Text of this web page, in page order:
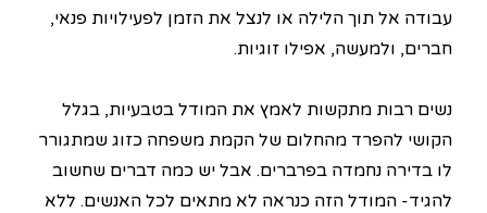
עבודה אל תוך הלילה או לנצל את הזמן לפעילויות פנאי,
חברים, ולמעשה, אפילו זוגיות.
נשים רבות מתקשות לאמץ את המודל בטבעיות, בגלל
הקושי להפרד מהחלום של הקמת משפחה כזוג שמתגורר
לו בדירה נחמדה בפרברים. אבל יש כמה דברים שחשוב
להגיד- המודל הזה כנראה לא מתאים לכל האנשים. ללא